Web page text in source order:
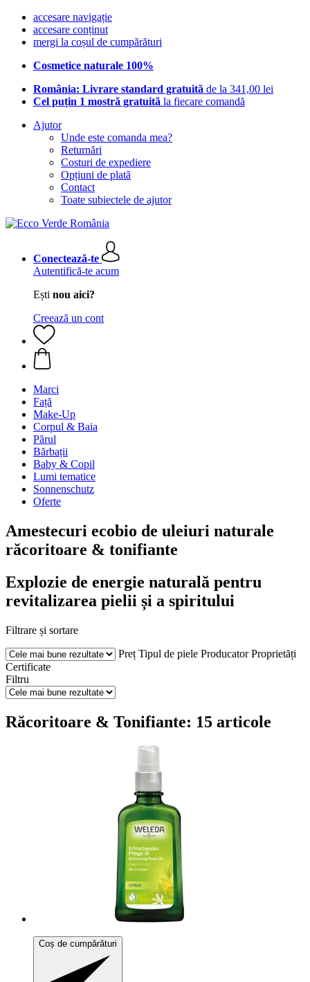
accesare navigație
accesare conținut
mergi la coșul de cumpărături
Cosmetice naturale 100%
România: Livrare standard gratuită de la 341,00 lei
Cel puțin 1 mostră gratuită la fiecare comandă
Ajutor
Unde este comanda mea?
Returnări
Costuri de expediere
Opțiuni de plată
Contact
Toate subiectele de ajutor
Conectează-te
Autentifică-te acum
Ești nou aici?
Creează un cont
Marci
Față
Make-Up
Corpul & Baia
Părul
Bărbații
Baby & Copil
Lumi tematice
Sonnenschutz
Oferte
Amestecuri ecobio de uleiuri naturale
răcoritoare & tonifiante
Explozie de energie naturală pentru
revitalizarea pielii și a spiritului
Filtrare și sortare
Preț Tipul de piele Producator Proprietăți
Certificate
Filtru
Răcoritoare & Tonifiante: 15 articole
Coș de cumpărături